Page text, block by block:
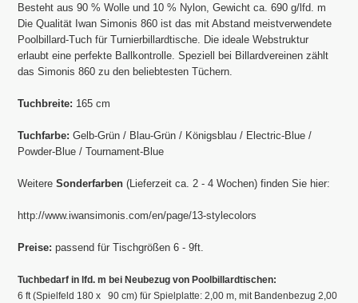
Besteht aus 90 % Wolle und 10 % Nylon, Gewicht ca. 690 g/lfd. m
Die Qualität Iwan Simonis 860 ist das mit Abstand meistverwendete
Poolbillard-Tuch für Turnierbillardtische. Die ideale Webstruktur
erlaubt eine perfekte Ballkontrolle. Speziell bei Billardvereinen zählt
das Simonis 860 zu den beliebtesten Tüchern.
Tuchbreite: 165 cm
Tuchfarbe: Gelb-Grün / Blau-Grün / Königsblau / Electric-Blue /
Powder-Blue / Tournament-Blue
WeitereSonderfarben(Lieferzeit ca. 2 - 4 Wochen) finden Sie hier:
http://www.iwansimonis.com/en/page/13-stylecolors
Preise: passend für Tischgrößen 6 - 9ft.
Tuchbedarf in lfd. m bei Neubezug von Poolbillardtischen:
6 ft (Spielfeld 180 x 90 cm) für Spielplatte: 2,00 m, mit Bandenbezug 2,00